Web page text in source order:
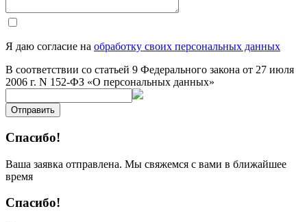
Я даю согласие на обработку своих персональных данных
В соответствии со статьей 9 Федерального закона от 27 июля
2006 г. N 152-ФЗ «О персональных данных»
Отправить
Спасибо!
Ваша заявка отправлена. Мы свяжемся с вами в ближайшее
время
Спасибо!